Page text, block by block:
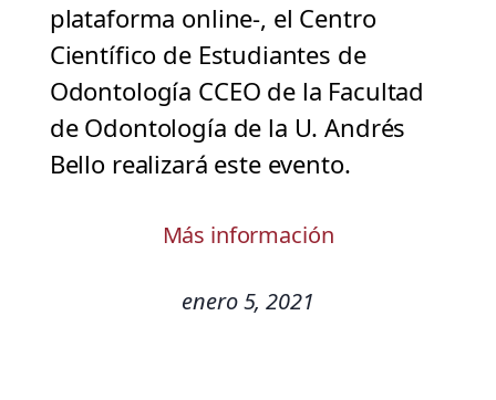
plataforma online-, el Centro
Científico de Estudiantes de
Odontología CCEO de la Facultad
de Odontología de la U. Andrés
Bello realizará este evento.
Más información
enero 5, 2021